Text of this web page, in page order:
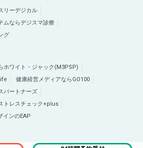
リーデジカル
ムならデジスマ診療
グ
ホワイト・ジャック(M3PSP)
健康経営メディアならGO100
パートナーズ
トレスチェック+plus
インのEAP